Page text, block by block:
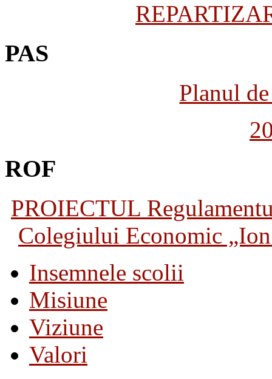
PAS
Planul
ROF
PROIECTUL
Colegiului Economic
Insemnele scolii
Misiune
Viziune
Valori